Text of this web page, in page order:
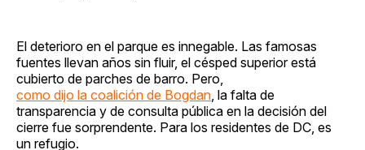
El deterioro en el parque es innegable. Las famosas
fuentes llevan años sin fluir, el césped superior está
cubierto de parches de barro. Pero,
como dijo la coalición de Bogdan , la falta de
transparencia y de consulta pública en la decisión del
cierre fue sorprendente. Para los residentes de DC, es
un refugio.